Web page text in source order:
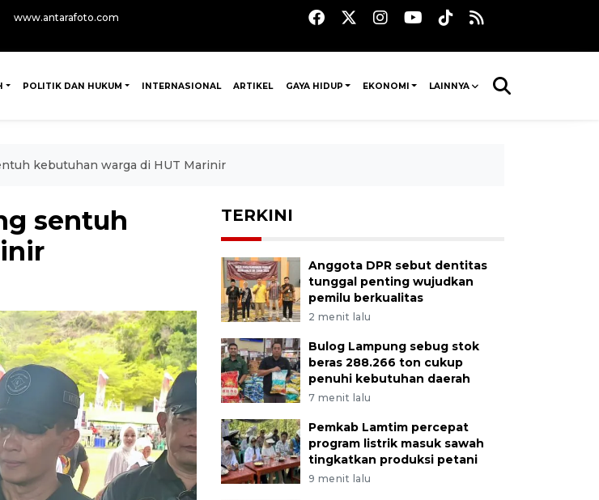
www.antarafoto.com
POLITIK DAN HUKUM INTERNASIONAL ARTIKEL GAYA HIDUP EKONOMI LAINNYA
kebutuhan warga di HUT Marinir
sentuh
TERKINI
Anggota DPR sebut dentitas
tunggal penting wujudkan
pemilu berkualitas
2 menit lalu
Bulog Lampung sebug stok
beras 288.266 ton cukup
penuhi kebutuhan daerah
7 menit lalu
Pemkab Lamtim percepat
program listrik masuk sawah
tingkatkan produksi petani
9 menit lalu